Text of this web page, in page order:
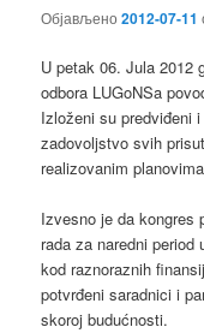
Објављено2012-07-11
U petak 06. Jula 2012
odbora LUGoNSa
Izloženi su predviđeni
zadovoljstvo svih
realizovanim
Izvesno je da kongres
rada za naredni
kod raznoraznih
potvrđeni saradnici i
skoroj budućnosti.